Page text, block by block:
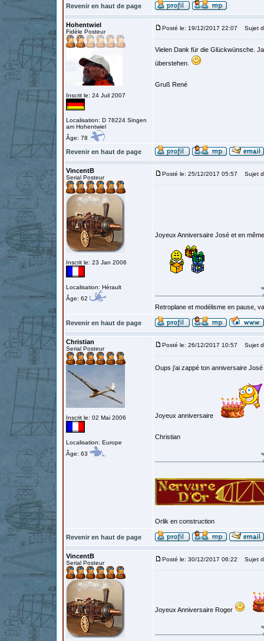
Revenir en haut de page
Hohentwiel
Fidèle Posteur
Inscrit le: 24 Juil 2007
Localisation: D 78224 Singen
am Hohentwiel
Âge: 78
Posté le: 19/12/2017 22:07 Sujet
Vielen Dank für die Glückwünsche.
überstehen.
Gruß René
Revenir en haut de page
VincentB
Serial Posteur
Inscrit le: 23 Jan 2006
Localisation: Hérault
Âge: 62
Posté le: 25/12/2017 05:57 Sujet
Joyeux Anniversaire José et en
Retroplane et modélisme en pause,
Revenir en haut de page
Christian
Serial Posteur
Inscrit le: 02 Mai 2006
Localisation: Europe
Âge: 63
Posté le: 26/12/2017 10:57 Sujet
Oups j'ai zappé ton anniversaire José
Joyeux anniversaire
Christian
Orlik en construction
Revenir en haut de page
VincentB
Serial Posteur
Posté le: 30/12/2017 06:22 Sujet
Joyeux Anniversaire Roger